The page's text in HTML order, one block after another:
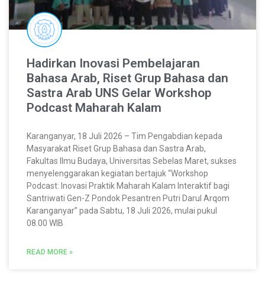
Hadirkan Inovasi Pembelajaran
Bahasa Arab, Riset Grup Bahasa dan
Sastra Arab UNS Gelar Workshop
Podcast Maharah Kalam
Karanganyar, 18 Juli 2026 – Tim Pengabdian kepada
Masyarakat Riset Grup Bahasa dan Sastra Arab,
Fakultas Ilmu Budaya, Universitas Sebelas Maret, sukses
menyelenggarakan kegiatan bertajuk “Workshop
Podcast: Inovasi Praktik Maharah Kalam Interaktif bagi
Santriwati Gen-Z Pondok Pesantren Putri Darul Arqom
Karanganyar” pada Sabtu, 18 Juli 2026, mulai pukul
08.00 WIB
READ MORE »